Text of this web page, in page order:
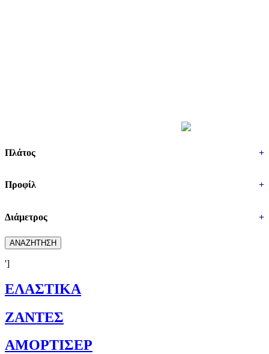
Πλάτος +
Προφίλ +
Διάμετρος +
ΑΝΑΖΗΤΗΣΗ
']
ΕΛΑΣΤΙΚΑ
ΖΑΝΤΕΣ
ΑΜΟΡΤΙΣΕΡ